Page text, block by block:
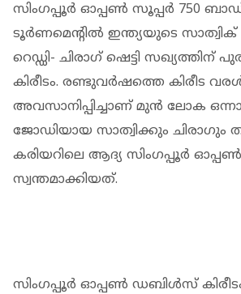
സിംഗപ്പൂര്‍ ഓപ്പണ്‍ സൂപ്പര്‍ 750
ടൂര്‍ണമെന്റില്‍ ഇന്ത്യയുടെ സാത്വിക്
റെഡ്ഡി- ചിരാഗ് ഷെട്ടി
കിരീടം. രണ്ടുവര്‍ഷത്തെ കിരീട
അവസാനിപ്പിച്ചാണ് മുന്‍ ലോക
ജോഡിയായ സാത്വിക്കും ചിരാഗും
കരിയറിലെ ആദ്യ സിംഗപ്പൂര്‍ ഓപ്പണ്‍
സ്വന്തമാക്കിയത്.
സിംഗപ്പൂര്‍ ഓപ്പണ്‍ ഡബിള്‍സ്